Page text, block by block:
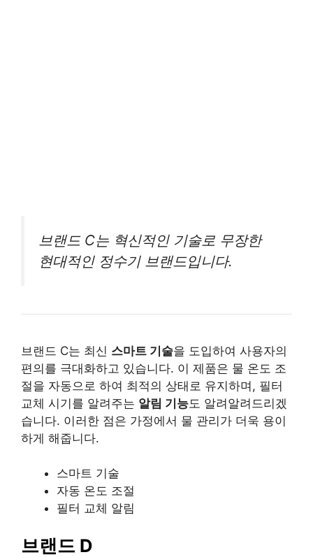
브랜드 C는 혁신적인 기술로 무장한
현대적인 정수기 브랜드입니다.
브랜드 C는 최신 스마트 기술을 도입하여 사용자의
편의를 극대화하고 있습니다. 이 제품은 물 온도 조
절을 자동으로 하여 최적의 상태로 유지하며, 필터
교체 시기를 알려주는 알림 기능도 알려알려드리겠
습니다. 이러한 점은 가정에서 물 관리가 더욱 용이
하게 해줍니다.
스마트 기술
자동 온도 조절
필터 교체 알림
브랜드 D